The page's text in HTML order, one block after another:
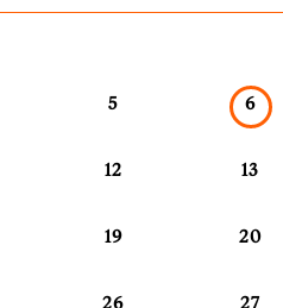
5 6
12 13
19 20
26 27